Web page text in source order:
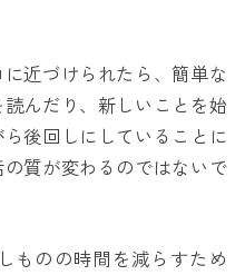
近づけられたら、簡単な
んだり、新しいことを始
後回しにしていることに
質が変わるのではないで
ものの時間を減らすため